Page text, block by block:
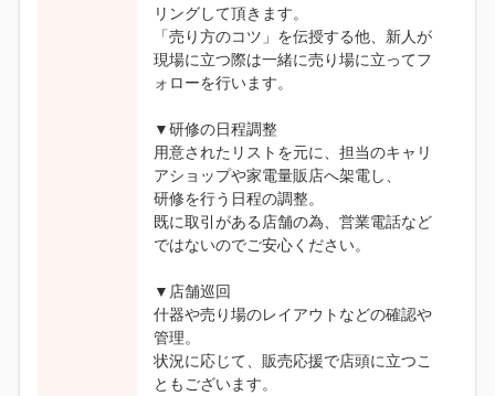
リングして頂きます。
「売り方のコツ」を伝授する他、新人が
現場に立つ際は一緒に売り場に立ってフ
ォローを行います。
▼研修の日程調整
用意されたリストを元に、担当のキャリ
アショップや家電量販店へ架電し、
研修を行う日程の調整。
既に取引がある店舗の為、営業電話など
ではないのでご安心ください。
▼店舗巡回
什器や売り場のレイアウトなどの確認や
管理。
状況に応じて、販売応援で店頭に立つこ
ともございます。